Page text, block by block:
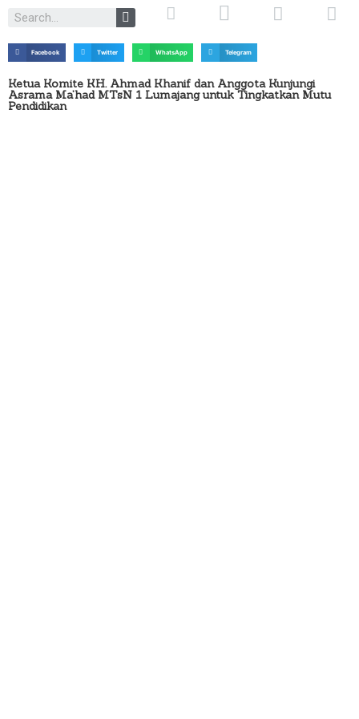
Facebook Twitter WhatsApp Telegram
Ketua Komite KH. Ahmad Khanif dan Anggota Kunjungi
Asrama Ma’had MTsN 1 Lumajang untuk Tingkatkan Mutu
Pendidikan